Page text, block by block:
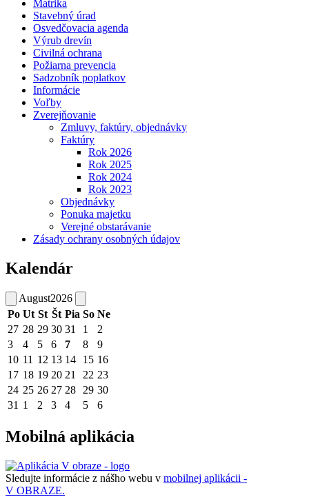
Matrika
Stavebný úrad
Osvedčovacia agenda
Výrub drevín
Civilná ochrana
Požiarna prevencia
Sadzobník poplatkov
Informácie
Voľby
Zverejňovanie
Zmluvy, faktúry, objednávky
Faktúry
Rok 2026
Rok 2025
Rok 2024
Rok 2023
Objednávky
Ponuka majetku
Verejné obstarávanie
Zásady ochrany osobných údajov
Kalendár
August2026
Po Ut St Št Pia So Ne
27 28 29 30 31 1
2
3
4 5 6 7 8
9
10 11 12 13 14 15 16
17 18 19 20 21 22 23
24 25 26 27 28 29 30
31 1 2 3 4 5 6
Mobilná aplikácia
Sledujte informácie z nášho webu v mobilnej aplikácii -
V OBRAZE.